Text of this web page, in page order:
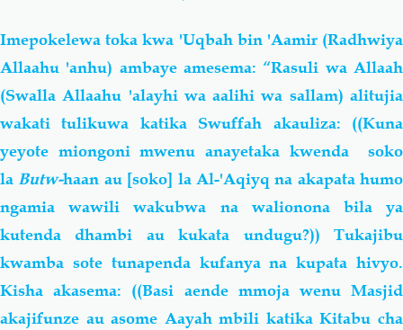
Imepokelewa toka kwa 'Uqbah bin 'Aamir (Radhwiya
Allaahu 'anhu) ambaye amesema: “Rasuli wa Allaah
(Swalla Allaahu 'alayhi wa aalihi wa sallam) alitujia
wakati tulikuwa katika Swuffah akauliza: ((Kuna
yeyote miongoni mwenu anayetaka kwenda soko
la Butw-haan au [soko] la Al-'Aqiyq na akapata humo
ngamia wawili wakubwa na walionona bila ya
kutenda dhambi au kukata undugu?)) Tukajibu
kwamba sote tunapenda kufanya na kupata hivyo.
Kisha akasema: ((Basi aende mmoja wenu Masjid
akajifunze au asome Aayah mbili katika Kitabu cha